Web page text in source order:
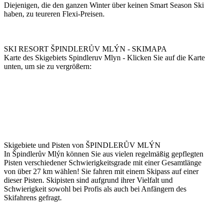
Diejenigen, die den ganzen Winter über keinen Smart Season Ski
haben, zu teureren Flexi-Preisen.
SKI RESORT ŠPINDLERŮV MLÝN - SKIMAPA
Karte des Skigebiets Spindleruv Mlyn - Klicken Sie auf die Karte
unten, um sie zu vergrößern:
Skigebiete und Pisten von ŠPINDLERŮV MLÝN
In Špindlerův Mlýn können Sie aus vielen regelmäßig gepflegten
Pisten verschiedener Schwierigkeitsgrade mit einer Gesamtlänge
von über 27 km wählen! Sie fahren mit einem Skipass auf einer
dieser Pisten. Skipisten sind aufgrund ihrer Vielfalt und
Schwierigkeit sowohl bei Profis als auch bei Anfängern des
Skifahrens gefragt.